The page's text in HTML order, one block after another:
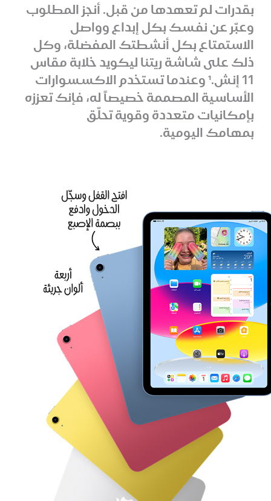
بقدرات لم تعهدها من قبل. أنجز المطلوب
وعبّر عن نفسك بكل إبداع وواصل
الاستمتاع بكل أنشطتك المفضلة، وكل
ذلك على شاشة ريتنا ليكويد خلابة مقاس
11 إنش.
1 وعندما تستخدم الاكسسوارات
الأساسية المصممة خصيصاً له، فإنك تعززه
بإمكانيات متعددة وقوية تحلّق
بمهامك اليومية.